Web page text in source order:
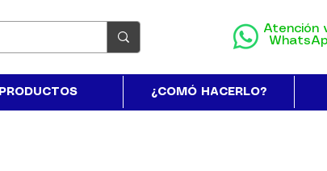
Atención
PRODUCTOS ¿COMÓ HACERLO?